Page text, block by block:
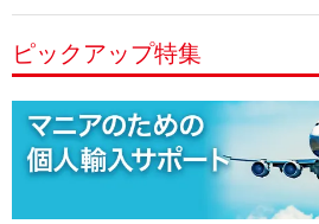
ピックアップ特集